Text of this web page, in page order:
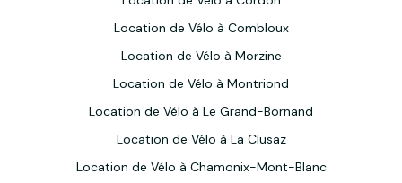
Location de Vélo à Combloux
Location de Vélo à Morzine
Location de Vélo à Montriond
Location de Vélo à Le Grand-Bornand
Location de Vélo à La Clusaz
Location de Vélo à Chamonix-Mont-Blanc